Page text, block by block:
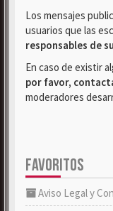
Los mensajes
usuarios que las
responsables de
En caso de existir
por favor,
moderadores
FAVORITOS
Aviso Legal y